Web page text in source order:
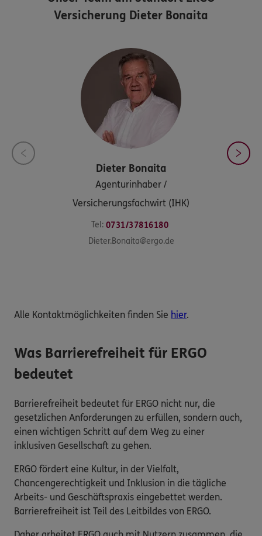
Versicherung Dieter Bonaita
Dieter Bonaita
Agenturinhaber /
Versicherungsfachwirt (IHK)
Tel: 0731/37816180
Dieter.Bonaita@ergo.de
Alle Kontaktmöglichkeiten finden Sie hier.
Was Barrierefreiheit für ERGO
bedeutet
Barrierefreiheit bedeutet für ERGO nicht nur, die
gesetzlichen Anforderungen zu erfüllen, sondern auch,
einen wichtigen Schritt auf dem Weg zu einer
inklusiven Gesellschaft zu gehen.
ERGO fördert eine Kultur, in der Vielfalt,
Chancengerechtigkeit und Inklusion in die tägliche
Arbeits- und Geschäftspraxis eingebettet werden.
Barrierefreiheit ist Teil des Leitbildes von ERGO.